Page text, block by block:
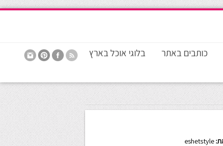
כותבים באתר בלוגי אוכל בארץ
eshetstyle